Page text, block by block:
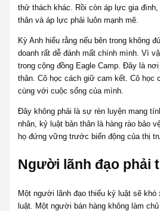
thử thách khác. Rồi còn áp lực gia
thân và áp lực phải luôn mạnh mẽ.
Kỳ Anh hiểu rằng nếu bên trong không
doanh rất dễ đánh mất chính mình. Vì
trong cộng đồng Eagle Camp. Đây là
thân. Cô học cách giữ cam kết. Cô học
cùng với cuộc sống của mình.
Đây không phải là sự rèn luyện mang
nhân, kỷ luật bản thân là hàng rào bảo
họ đứng vững trước biến động của thị
Người lãnh đạo phải
Một người lãnh đạo thiếu kỷ luật sẽ
luật. Một người bán hàng không làm